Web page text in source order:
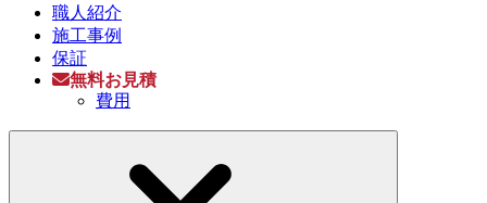
職人紹介
施工事例
保証
無料お見積
費用